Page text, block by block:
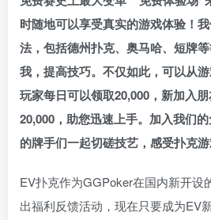
时随地可以享受真实的游戏体验！
法，包括德州扑克、奥马哈、短牌
我，提高技巧。不仅如此， 可以从
玩家每日可以领取20,000，新加入
20,000，助您迅速上手。 加入我们
的牌手们一起切磋技艺，感受扑克游
EV扑克作为GGPoker在国内新开设
出福利反馈活动，现在只要成为EV